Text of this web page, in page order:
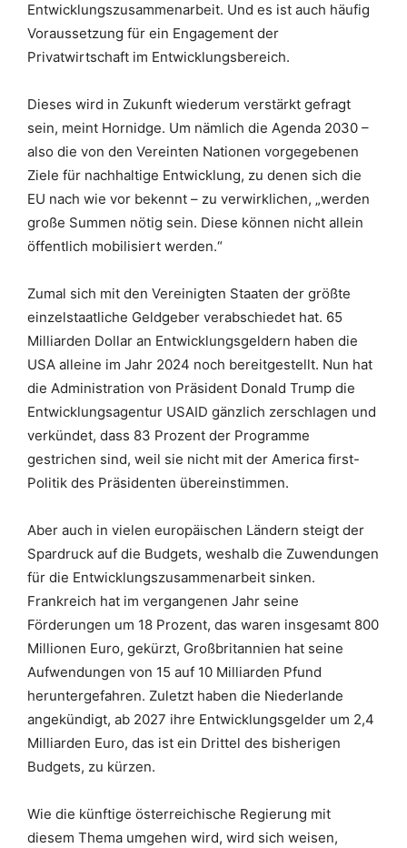
Entwicklungszusammenarbeit. Und es ist auch häufig
Voraussetzung für ein Engagement der
Privatwirtschaft im Entwicklungsbereich.
Dieses wird in Zukunft wiederum verstärkt gefragt
sein, meint Hornidge. Um nämlich die Agenda 2030 –
also die von den Vereinten Nationen vorgegebenen
Ziele für nachhaltige Entwicklung, zu denen sich die
EU nach wie vor bekennt – zu verwirklichen, „werden
große Summen nötig sein. Diese können nicht allein
öffentlich mobilisiert werden.“
Zumal sich mit den Vereinigten Staaten der größte
einzelstaatliche Geldgeber verabschiedet hat. 65
Milliarden Dollar an Entwicklungsgeldern haben die
USA alleine im Jahr 2024 noch bereitgestellt. Nun hat
die Administration von Präsident Donald Trump die
Entwicklungsagentur USAID gänzlich zerschlagen und
verkündet, dass 83 Prozent der Programme
gestrichen sind, weil sie nicht mit der America first-
Politik des Präsidenten übereinstimmen.
Aber auch in vielen europäischen Ländern steigt der
Spardruck auf die Budgets, weshalb die Zuwendungen
für die Entwicklungszusammenarbeit sinken.
Frankreich hat im vergangenen Jahr seine
Förderungen um 18 Prozent, das waren insgesamt 800
Millionen Euro, gekürzt, Großbritannien hat seine
Aufwendungen von 15 auf 10 Milliarden Pfund
heruntergefahren. Zuletzt haben die Niederlande
angekündigt, ab 2027 ihre Entwicklungsgelder um 2,4
Milliarden Euro, das ist ein Drittel des bisherigen
Budgets, zu kürzen.
Wie die künftige österreichische Regierung mit
diesem Thema umgehen wird, wird sich weisen,